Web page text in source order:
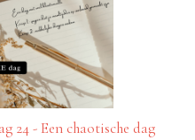
24 - Een chaotische dag